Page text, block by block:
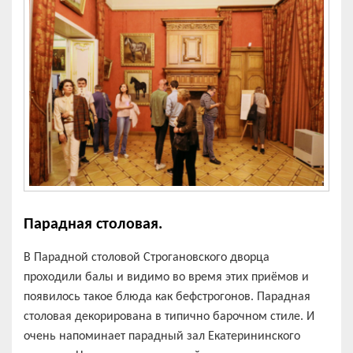
Парадная столовая.
В Парадной столовой Строгановского дворца
проходили балы и видимо во время этих приёмов и
появилось такое блюда как бефстрогонов. Парадная
столовая декорирована в типично барочном стиле. И
очень напоминает парадный зал Екатерининского